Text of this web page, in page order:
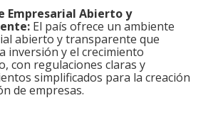
Empresarial Abierto y
El país ofrece un ambiente
abierto y transparente que
inversión y el crecimiento
con regulaciones claras y
simplificados para la creación
de empresas.